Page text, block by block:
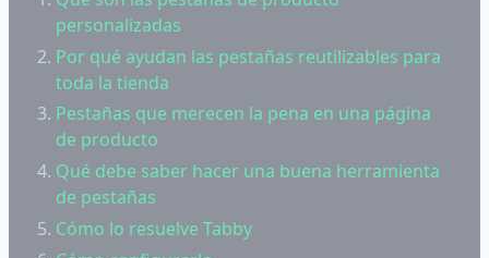
personalizadas
Por qué ayudan las pestañas reutilizables para
toda la tienda
Pestañas que merecen la pena en una página
de producto
Qué debe saber hacer una buena herramienta
de pestañas
Cómo lo resuelve Tabby